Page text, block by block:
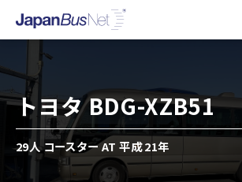
トヨタ BDG-XZB51
29人 コースター AT 平成 21年